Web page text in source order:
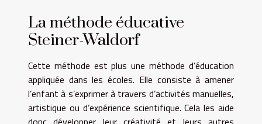
La méthode éducative
Steiner-Waldorf
Cette méthode est plus une méthode d’éducation
appliquée dans les écoles. Elle consiste à amener
l’enfant à s’exprimer à travers d’activités manuelles,
artistique ou d’expérience scientifique. Cela les aide